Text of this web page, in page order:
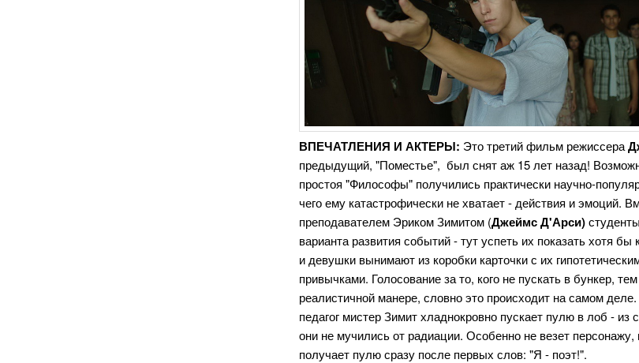
ВПЕЧАТЛЕНИЯ И АКТЕРЫ: Это третий фильм режиссера
предыдущий, "Поместье", был снят аж 15 лет назад!
простоя "Философы" получились практически научно-
чего ему катастрофически не хватает - действия и эмоций.
преподавателем Эриком Зимитом (Джеймс Д'Арси)
варианта развития событий - тут успеть их показать хотя
и девушки вынимают из коробки карточки с их
привычками. Голосование за то, кого не пускать в бункер,
реалистичной манере, словно это происходит на самом
педагог мистер Зимит хладнокровно пускает пулю в лоб - из
они не мучились от радиации. Особенно не везет
получает пулю сразу после первых слов: "Я - поэт!".